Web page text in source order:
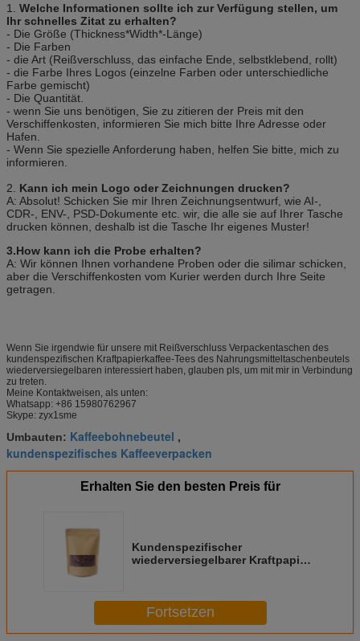
1. Welche Informationen sollte ich zur Verfügung stellen, um
Ihr schnelles Zitat zu erhalten?
- Die Größe (Thickness*Width*-Länge)
- Die Farben
- die Art (Reißverschluss, das einfache Ende, selbstklebend, rollt)
- die Farbe Ihres Logos (einzelne Farben oder unterschiedliche
Farbe gemischt)
- Die Quantität.
- wenn Sie uns benötigen, Sie zu zitieren der Preis mit den
Verschiffenkosten, informieren Sie mich bitte Ihre Adresse oder
Hafen.
- Wenn Sie spezielle Anforderung haben, helfen Sie bitte, mich zu
informieren.
2. Kann ich mein Logo oder Zeichnungen drucken?
A: Absolut! Schicken Sie mir Ihren Zeichnungsentwurf, wie AI-,
CDR-, ENV-, PSD-Dokumente etc. wir, die alle sie auf Ihrer Tasche
drucken können, deshalb ist die Tasche Ihr eigenes Muster!
3.How kann ich die Probe erhalten?
A: Wir können Ihnen vorhandene Proben oder die silimar schicken,
aber die Verschiffenkosten vom Kurier werden durch Ihre Seite
getragen.
Wenn Sie irgendwie für unsere mit Reißverschluss Verpackentaschen des
kundenspezifischen Kraftpapierkaffee-Tees des Nahrungsmitteltaschenbeutels
wiederversiegelbaren interessiert haben, glauben pls, um mit mir in Verbindung
zu treten.
Meine Kontaktweisen, als unten:
Whatsapp: +86 15980762967
Skype: zyx1sme
Umbauten: Kaffeebohnebeutel ,
kundenspezifisches Kaffeeverpacken
Erhalten Sie den besten Preis für
Kundenspezifischer
wiederversiegelbarer Kraftpapier-
mit Reißverschluss
Fortsetzen